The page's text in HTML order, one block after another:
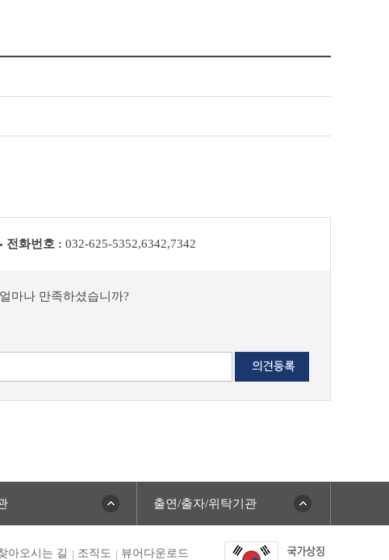
전화번호 : 032-625-5352,6342,7342
마나 만족하셨습니까?
출연/출자/위탁기관
아오시는 길 조직도 뷰어다운로드